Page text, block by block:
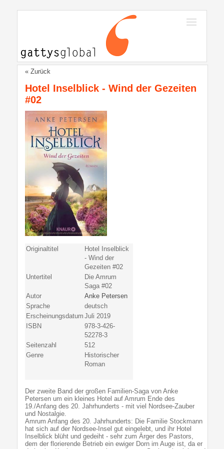
« Zurück
Hotel Inselblick - Wind der Gezeiten
#02
Originaltitel
Hotel Inselblick
- Wind der
Gezeiten #02
Untertitel
Die Amrum
Saga #02
Autor
Anke Petersen
Sprache
deutsch
Erscheinungsdatum Juli 2019
ISBN
978-3-426-
52278-3
Seitenzahl
512
Genre
Historischer
Roman
Der zweite Band der großen Familien-Saga von Anke
Petersen um ein kleines Hotel auf Amrum Ende des
19./Anfang des 20. Jahrhunderts - mit viel Nordsee-Zauber
und Nostalgie.
Amrum Anfang des 20. Jahrhunderts: Die Familie Stockmann
hat sich auf der Nordsee-Insel gut eingelebt, und ihr Hotel
Inselblick blüht und gedeiht - sehr zum Ärger des Pastors,
dem der florierende Betrieb ein ewiger Dorn im Auge ist, da er